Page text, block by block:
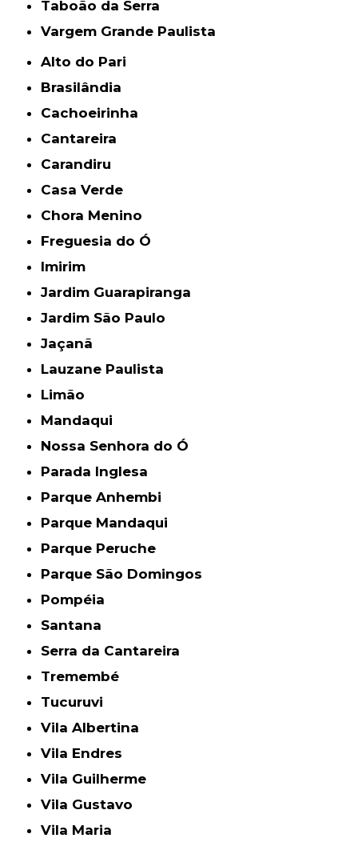
Taboão da Serra
Vargem Grande Paulista
Alto do Pari
Brasilândia
Cachoeirinha
Cantareira
Carandiru
Casa Verde
Chora Menino
Freguesia do Ó
Imirim
Jardim Guarapiranga
Jardim São Paulo
Jaçanã
Lauzane Paulista
Limão
Mandaqui
Nossa Senhora do Ó
Parada Inglesa
Parque Anhembi
Parque Mandaqui
Parque Peruche
Parque São Domingos
Pompéia
Santana
Serra da Cantareira
Tremembé
Tucuruvi
Vila Albertina
Vila Endres
Vila Guilherme
Vila Gustavo
Vila Maria